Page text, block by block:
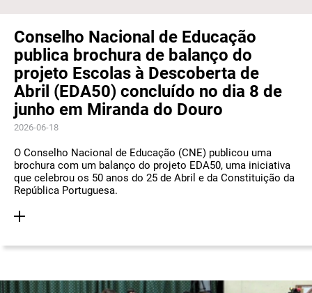
Conselho Nacional de Educação
publica brochura de balanço do
projeto Escolas à Descoberta de
Abril (EDA50) concluído no dia 8 de
junho em Miranda do Douro
2026-06-18
O Conselho Nacional de Educação (CNE) publicou uma
brochura com um balanço do projeto EDA50, uma iniciativa
que celebrou os 50 anos do 25 de Abril e da Constituição da
República Portuguesa.